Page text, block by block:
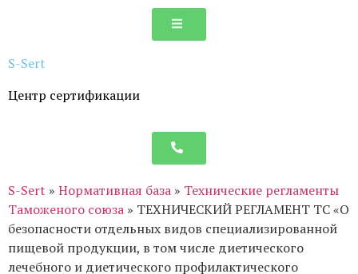
S-Sert
Центр сертификации
S-Sert » Нормативная база » Технические регламенты
Таможеного союза » ТЕХНИЧЕСКИЙ РЕГЛАМЕНТ ТС «О
безопасности отдельных видов специализированной
пищевой продукции, в том числе диетического
лечебного и диетического профилактического